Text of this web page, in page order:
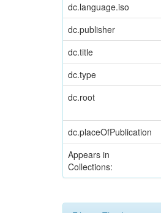
dc.language.iso
dc.publisher
dc.title
dc.type
dc.root
dc.placeOfPublication
Appears in
Collections: